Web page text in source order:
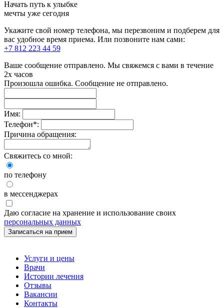
Начать путь к улыбке
мечты уже сегодня
Укажите свой номер телефона, мы перезвоним и подберем для
вас удобное время приема. Или позвоните нам сами:
+7 812 223 44 59
Ваше сообщение отправлено. Мы свяжемся с вами в течение
2х часов
Произошла ошибка. Сообщение не отправлено.
Имя:
Телефон*:
Причина обращения:
Свяжитесь со мной:
по телефону
в мессенджерах
Даю согласие на хранение и использование своих
персональных данных
Записаться на прием
Услуги и цены
Врачи
Истории лечения
Отзывы
Вакансии
Контакты